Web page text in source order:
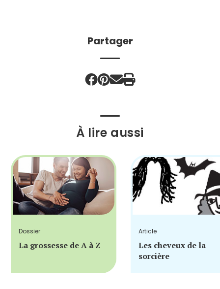
Partager
À lire aussi
Dossier
La grossesse de A à Z
Article
Les cheveux de la
sorcière